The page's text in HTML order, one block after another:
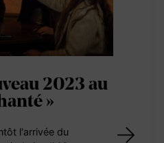
2023 au
»
l'arrivée du